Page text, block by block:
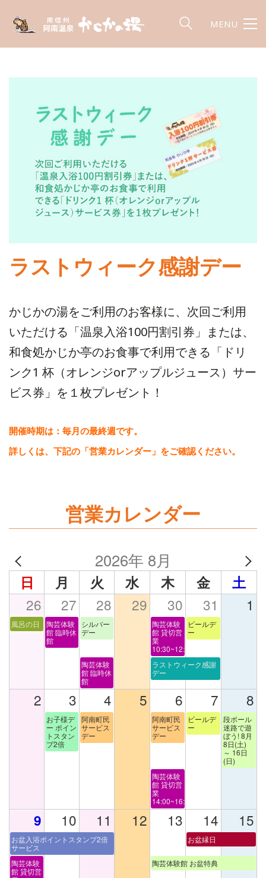
MENU
ラストウィーク感謝デー
かじかの湯をご利用のお客様に、次回ご利用
いただける「温泉入浴100円割引券」または、
和食処かじか亭のお食事で利用できる「ドリ
ンク1 杯（オレンジorアップルジュース）サー
ビス券」を１枚プレゼント！
開催時期は：毎月の最終週です。
詳しくは、下記の「営業カレンダー」をご確認ください。
営業カレンダー
2026年 8月
日 月 火 水 木 金
土
26
27 28 29 30 31 1
風呂の日
陶芸体験
館 臨時休
館
シルバー
デー
陶芸体験
館 貸切営
業
10:30~12:00
ビールデ
ー
陶芸体験
館 臨時休
館
ラストウィーク感謝
デー
2 3 4 5 6 7 8
お子様デ
ー ポイン
トスタン
プ2倍
阿南町民
サービス
デー
阿南町民
サービス
デー
ビールデ
ー
段ボール
迷路で遊
ぼう! 8月
8日(土)
～ 16日
(日)
陶芸体験
館 貸切営
業
14:00~16:00
9 10 11 12 13 14 15
お盆入浴ポイントスタンプ2倍
サービス
お盆縁日
陶芸体験
館 貸切営
陶芸体験館 お盆特典